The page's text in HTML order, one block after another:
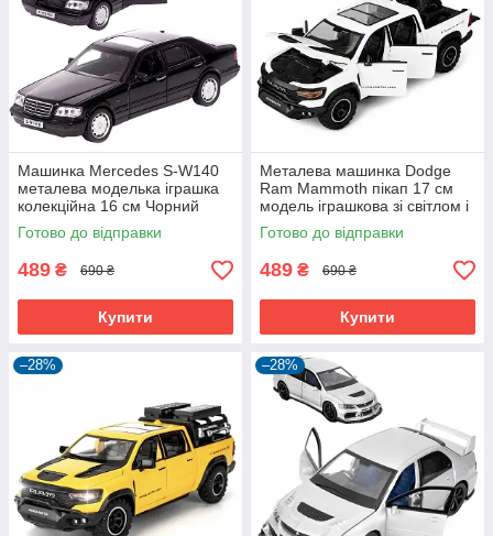
Машинка Mercedes S-W140
металева моделька іграшка
колекційна 16 см Чорний
(59574)
Готово до відправки
489 ₴ 690 ₴
Купити
Металева машинка Dodge
Ram Mammoth пікап 17 см
модель іграшкова зі світлом і
звуком Білий (60823)
Готово до відправки
489 ₴ 690 ₴
Купити
–28% –28%